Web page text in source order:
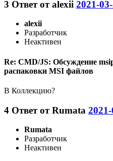
3 Ответ отalexii 2021-
alexii
Разработчик
Неактивен
Re: CMD/JS: Обсуждение
распаковки MSI файлов
В Коллекцию?
4 Ответ отRumata
Rumata
Разработчик
Неактивен